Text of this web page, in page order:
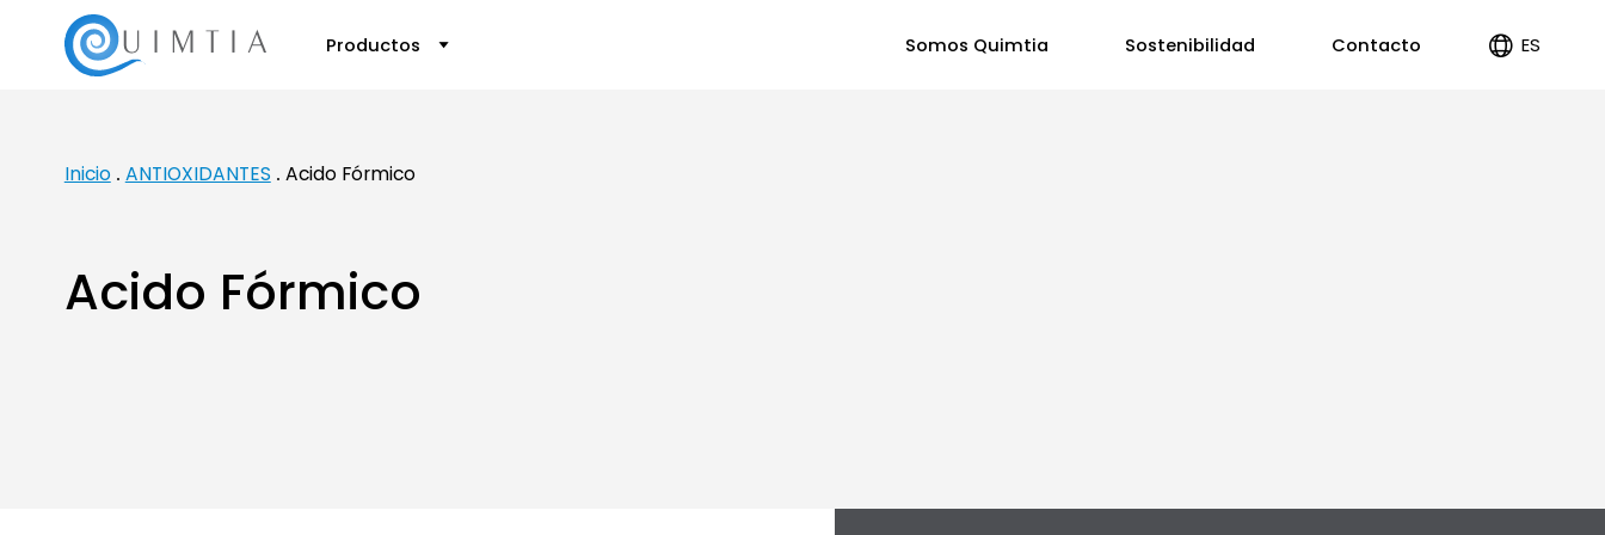
Productos Somos Quimtia Sostenibilidad Contacto ES
Inicio
ANTIOXIDANTES Acido Fórmico
Acido Fórmico